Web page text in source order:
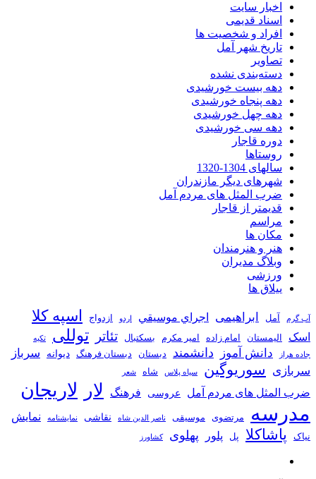
اخبار سایت
اسناد قدیمی
افراد و شخصیت ها
تاریخ شهر آمل
تصاویر
دسته‌بندی نشده
دهه بیست خورشیدی
دهه پنجاه خورشیدی
دهه چهل خورشیدی
دهه سی خورشیدی
دوره قاجار
روستاها
سالهای 1304-1320
شهرهای دیگر مازندران
ضرب المثل های مردم آمل
قدیمتر از قاجار
مراسم
مکان ها
هنر و هنرمندان
وبلاگ مدیران
ورزشی
ییلاق ها
آب گرم آمل ابراهیمی اجراي موسيقي اردو ازدواج اسپه کلا
اسک الیمستان امام زاده امیر مکرم بسکتبال تئاتر توللی تکیه
جاده هراز دانش آموز دانشمند دبستان دبستان فرهنگ دیوانه
سرباز
سربازی
سوریوگین سیاه پلاس شاه شعر
ضرب المثل های مردم آمل عروسی فرهنگ لار لاریجان
مدرسه مرتضوی موسیقی ناصر الدین شاه نقاشی نمايشنامه نمایش
نیاک پاشاکلا پل پلور پهلوی کشاورز